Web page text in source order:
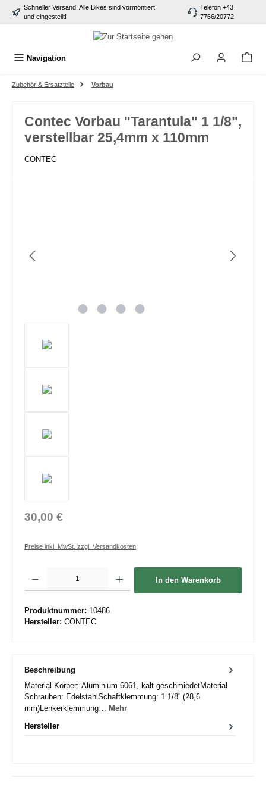
springen
Schneller Versand! Alle Bikes sind vormontiert
und eingestellt!
Telefon +43
7766/20772
Navigation
Zubehör & Ersatzteile Vorbau
Contec Vorbau "Tarantula" 1 1/8",
verstellbar 25,4mm x 110mm
CONTEC
30,00 €
Preise inkl. MwSt. zzgl. Versandkosten
In den Warenkorb
Produktnummer: 10486
Hersteller: CONTEC
Beschreibung
Material Körper: Aluminium 6061, kalt geschmiedetMaterial
Schrauben: EdelstahlSchaftklemmung: 1 1/8“ (28,6
mm)Lenkerklemmung… Mehr
Hersteller